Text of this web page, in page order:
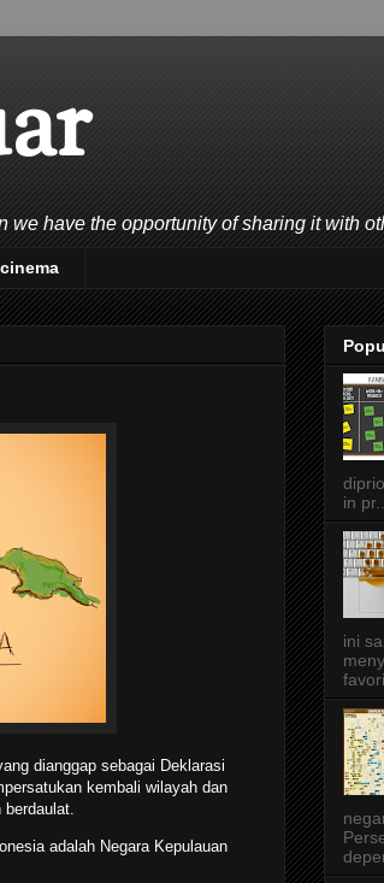
we have the opportunity of sharing it with
dianggap sebagai Deklarasi
kembali wilayah dan
adalah Negara Kepulauan
in pr...
ini